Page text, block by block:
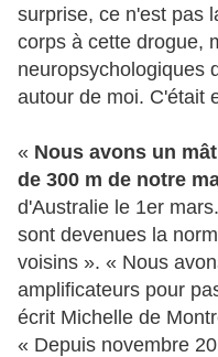
surprise, ce n'est pas
corps à cette drogue,
neuropsychologiques
autour de moi. C'était
« Nous avons un
de 300 m de notre
d'Australie le 1er
sont devenues la
voisins ». « Nous
amplificateurs pour
écrit Michelle de
« Depuis novembre